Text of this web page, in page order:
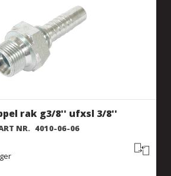
rak g3/8'' ufxsl 3/8''
NR. 4010-06-06